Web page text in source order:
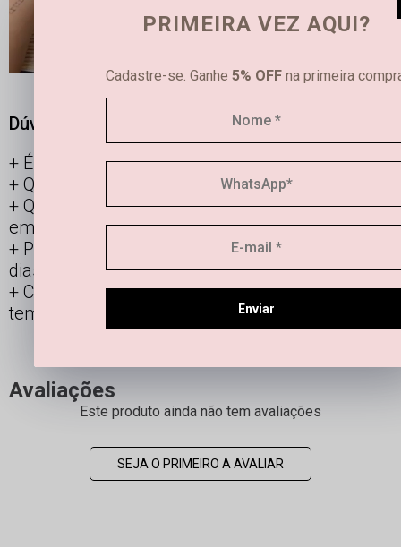
Dúvidas frequentes
É possível limpar joias femininas em casa?
Qual é a diferença entre semijoias e bijuterias?
Qual a durabilidade de uma semi joia banhada
em ouro e prata?
Posso usar os acessórios banhados todos os
dias?
Como manter minha joia linda por mais
tempo?
Avaliações
Este produto ainda não tem avaliações
SEJA O PRIMEIRO A AVALIAR
PRIMEIRA VEZ AQUI?
Cadastre-se. Ganhe 5% OFF na primeira
Enviar